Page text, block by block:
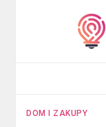
DOM I ZAKUPY